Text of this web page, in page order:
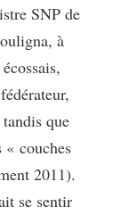
SNP de
à
que
« couches
2011).
se sentir